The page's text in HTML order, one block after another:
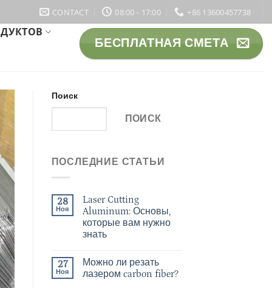
CONTACT 08:00 - 17:00 +86 13600457738
БЕСПЛАТНАЯ СМЕТА
Поиск
ПОИСК
ПОСЛЕДНИЕ СТАТЬИ
28
Ноя
Laser Cutting
Aluminum: Основы,
которые вам нужно
знать
27
Ноя
Можно ли резать
лазером carbon fiber?